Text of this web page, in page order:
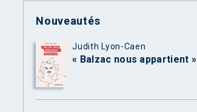
Nouveautés
Judith Lyon-Caen
« Balzac nous appartient »